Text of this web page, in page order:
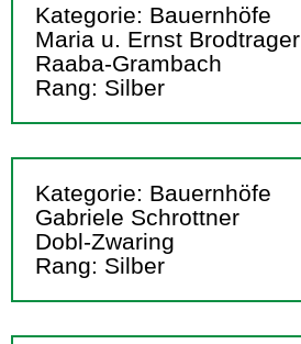
Kategorie: Bauernhöfe
Maria u. Ernst Brodtrager
Raaba-Grambach
Rang: Silber
Kategorie: Bauernhöfe
Gabriele Schrottner
Dobl-Zwaring
Rang: Silber